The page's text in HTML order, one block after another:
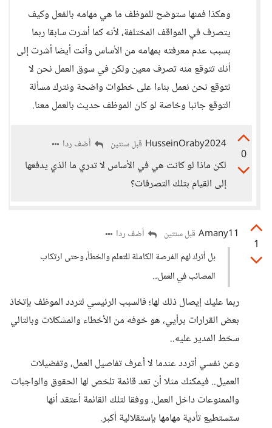
وهكذا فمنها ستوضح للموظف ما هي مهامه بالفعل وكيف
يتصرف في المواقف المختلفة، لأنه كما أشرت سابقا ربما
بسبب عدم معرفته بمهامه من الأساس وأنت أيضا أشرت إلى
أنك تتوقع منه تصرف معين ولكن في سوق العمل نحن لا
نتوقع نحن نعمل بناءا على خطوات واضحة ونترك مسألة
التوقع جانبا وخاصة لو كان الموظف حديث بالعمل معنا.
0
HusseinOraby2024 قبل سنتين أضف ردا
لكن ماذا لو كانت هي في الأساس لا تدري ما الذي يدفعها
إلى القيام بتلك التصرفات؟
1
Amany11 قبل سنتين
أضف ردا
بل أترك لهم الفرصة الكاملة للتعلم والخطأ، وحتى ارتكاب
المصائب في العمل،..
ربما عليك إيصال ذلك لها؛ فالسبب الرئيسي لتردد الموظف بإتخاذ
بعض القرارات برأيي، هو خوفه من الأخطاء والمشكلات وبالتالي
سخط المدير عليه..
وعن نفسي أتردد عندما لا أعرف تفاصيل العمل، وتفضيلات
العميل.. فيمكنك مثلا أن تعد قائمة تلخص لها الحقوق والواجبات
والممنوعات داخل العمل، ووفقا لتلك القائمة أعتقد أنها
ستستطيع تأدية مهامها بإستقلالية أكبر.